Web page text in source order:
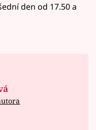
den od 17.50 a